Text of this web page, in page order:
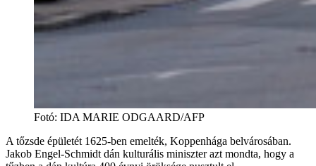
Fotó: IDA MARIE ODGAARD/AFP
A tőzsde épületét 1625-ben emelték, Koppenhága belvárosában.
Jakob Engel-Schmidt dán kulturális miniszter azt mondta, hogy a